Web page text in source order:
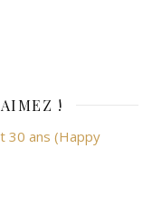
!
30 ans (Happy